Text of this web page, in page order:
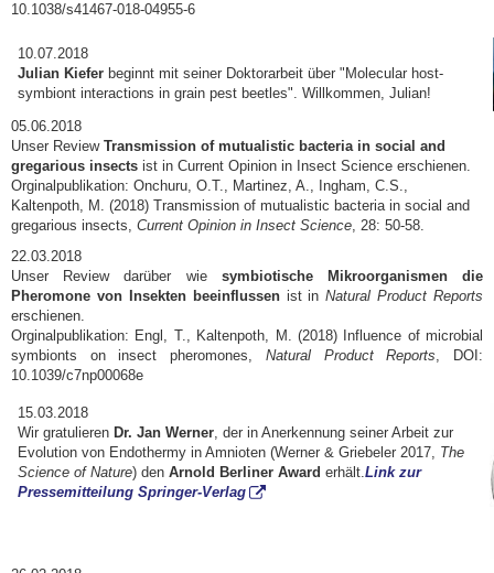
10.1038/s41467-018-04955-6
10.07.2018
Julian Kiefer beginnt mit seiner Doktorarbeit über "Molecular host-
symbiont interactions in grain pest beetles". Willkommen, Julian!
05.06.2018
Unser Review Transmission of mutualistic bacteria in social and
gregarious insects ist in Current Opinion in Insect Science erschienen.
Orginalpublikation: Onchuru, O.T., Martinez, A., Ingham, C.S.,
Kaltenpoth, M. (2018) Transmission of mutualistic bacteria in social and
gregarious insects, Current Opinion in Insect Science, 28: 50-58.
22.03.2018
Unser Review darüber wie symbiotische Mikroorganismen die
Pheromone von Insekten beeinflussenist inNatural Product Reports
erschienen.
Orginalpublikation: Engl, T., Kaltenpoth, M. (2018) Influence of microbial
symbionts on insect pheromones, Natural Product Reports, DOI:
10.1039/c7np00068e
15.03.2018
Wir gratulieren Dr. Jan Werner, der in Anerkennung seiner Arbeit zur
Evolution von Endothermy in Amnioten (Werner & Griebeler 2017, The
Science of Nature) denArnold Berliner Award erhält.Link zur
Pressemitteilung Springer-Verlag